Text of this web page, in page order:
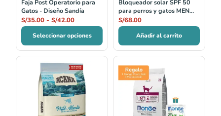
Faja Post Operatorio para
Gatos - Diseño Sandía
S/35.00 - S/42.00
Seleccionar opciones
Bloqueador solar SPF 50
para perros y gatos MEN
FOR SAN
S/68.00
Añadir al carrito
de
precios:
desde
desde
S/20.00